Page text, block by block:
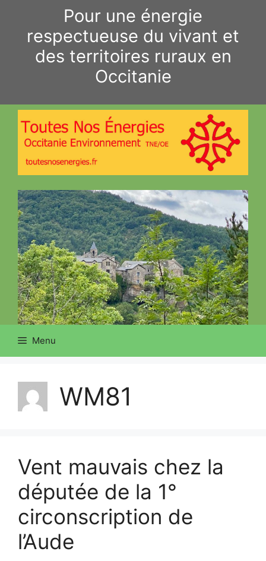
contenu
Pour une énergie
respectueuse du vivant et
des territoires ruraux en
Occitanie
Menu
WM81
Vent mauvais chez la
députée de la 1°
circonscription de
l’Aude